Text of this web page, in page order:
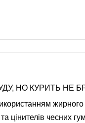
БУДУ, НО КУРИТЬ НЕ
цінителів чесних